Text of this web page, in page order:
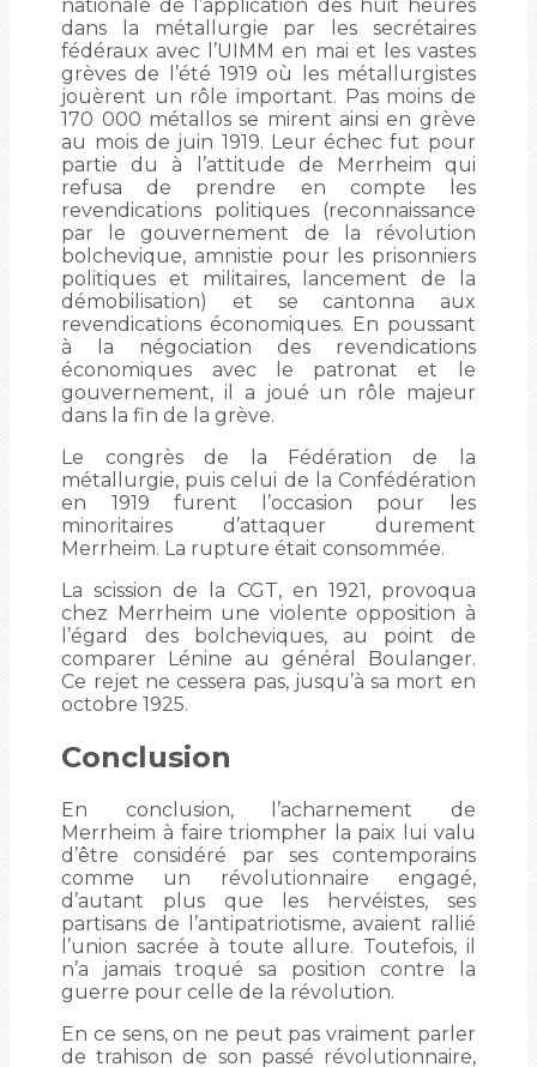
nationale de l’application des huit heures
dans la métallurgie par les secrétaires
fédéraux avec l’UIMM en mai et les vastes
grèves de l’été 1919 où les métallurgistes
jouèrent un rôle important. Pas moins de
170 000 métallos se mirent ainsi en grève
au mois de juin 1919. Leur échec fut pour
partie du à l’attitude de Merrheim qui
refusa de prendre en compte les
revendications politiques (reconnaissance
par le gouvernement de la révolution
bolchevique, amnistie pour les prisonniers
politiques et militaires, lancement de la
démobilisation) et se cantonna aux
revendications économiques. En poussant
à la négociation des revendications
économiques avec le patronat et le
gouvernement, il a joué un rôle majeur
dans la fin de la grève.
Le congrès de la Fédération de la
métallurgie, puis celui de la Confédération
en 1919 furent l’occasion pour les
minoritaires d’attaquer durement
Merrheim. La rupture était consommée.
La scission de la CGT, en 1921, provoqua
chez Merrheim une violente opposition à
l’égard des bolcheviques, au point de
comparer Lénine au général Boulanger.
Ce rejet ne cessera pas, jusqu’à sa mort en
octobre 1925.
Conclusion
En conclusion, l’acharnement de
Merrheim à faire triompher la paix lui valu
d’être considéré par ses contemporains
comme un révolutionnaire engagé,
d’autant plus que les hervéistes, ses
partisans de l’antipatriotisme, avaient rallié
l’union sacrée à toute allure. Toutefois, il
n’a jamais troqué sa position contre la
guerre pour celle de la révolution.
En ce sens, on ne peut pas vraiment parler
de trahison de son passé révolutionnaire,